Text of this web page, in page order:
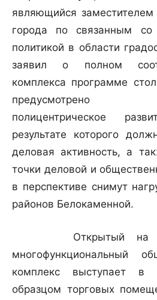
являющийся заместителем
города по связанным со
политикой в области
заявил о полном
комплекса программе
предусмотрено
полицентрическое
результате которого
деловая активность, а
точки деловой и
в перспективе снимут
районов Белокаменной.
Открытый на
многофункциональный
комплекс выступает в
образцом торговых